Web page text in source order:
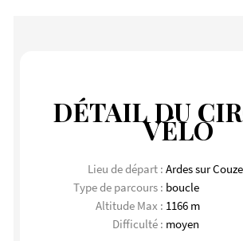
DÉTAIL DU
VÉLO
Lieu de départ : Ardes sur Couze
Type de parcours : boucle
Altitude Max : 1166 m
Difficulté : moyen